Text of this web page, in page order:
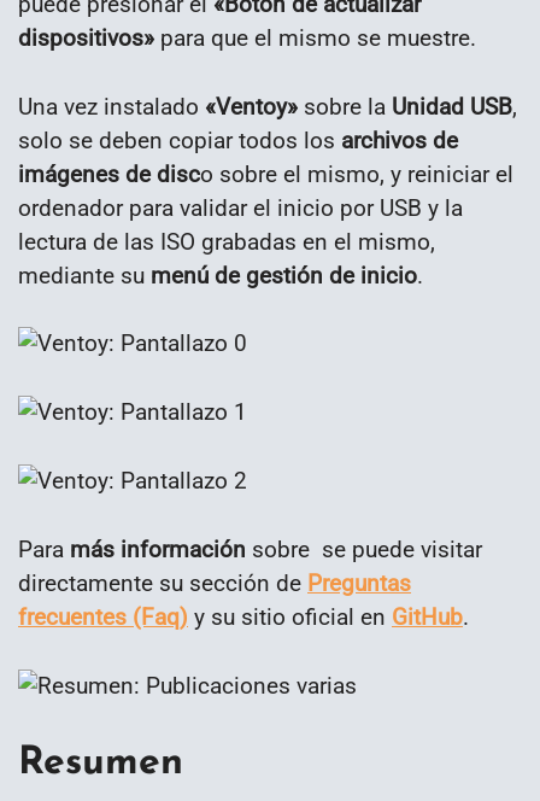
dispositivos» para que el mismo se muestre.
Una vez instalado «Ventoy» sobre la Unidad USB,
solo se deben copiar todos los archivos de
imágenes de disco sobre el mismo, y reiniciar el
ordenador para validar el inicio por USB y la
lectura de las ISO grabadas en el mismo,
mediante su menú de gestión de inicio.
Para más información sobre se puede visitar
directamente su sección de Preguntas
frecuentes (Faq) y su sitio oficial en GitHub.
Resumen